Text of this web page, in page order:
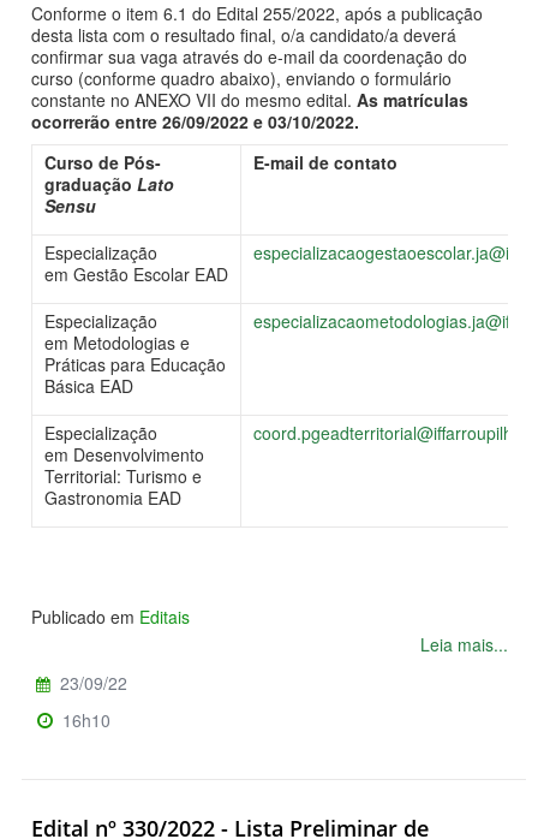
Conforme o item 6.1 do Edital 255/2022, após a publicação
desta lista com o resultado final, o/a candidato/a deverá
confirmar sua vaga através do e-mail da coordenação do
curso (conforme quadro abaixo), enviando o formulário
constante no ANEXO VII do mesmo edital. As matrículas
ocorrerão entre 26/09/2022 e 03/10/2022.
Curso de Pós-
graduação Lato
Sensu
E-mail de contato
Especialização
em Gestão Escolar EAD
Especialização
em Metodologias e
Práticas para Educação
Básica EAD
Especialização
em Desenvolvimento
Territorial: Turismo e
Gastronomia EAD
Publicado em Editais
Leia mais...
23/09/22
16h10
Edital nº 330/2022 - Lista Preliminar de